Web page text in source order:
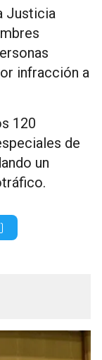
Justicia
infracción a
120
de
un